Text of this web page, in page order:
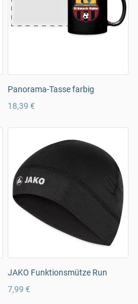
Panorama-Tasse farbig
18,39 €
JAKO Funktionsmütze Run
7,99 €